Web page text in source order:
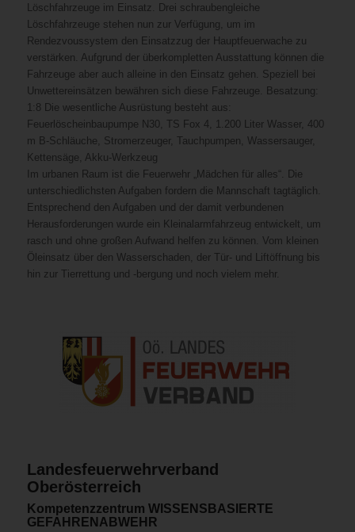
Löschfahrzeuge im Einsatz. Drei schraubengleiche
Löschfahrzeuge stehen nun zur Verfügung, um im
Rendezvoussystem den Einsatzzug der Hauptfeuerwache zu
verstärken. Aufgrund der überkompletten Ausstattung können die
Fahrzeuge aber auch alleine in den Einsatz gehen. Speziell bei
Unwettereinsätzen bewähren sich diese Fahrzeuge. Besatzung:
1:8 Die wesentliche Ausrüstung besteht aus:
Feuerlöscheinbaupumpe N30, TS Fox 4, 1.200 Liter Wasser, 400
m B-Schläuche, Stromerzeuger, Tauchpumpen, Wassersauger,
Kettensäge, Akku-Werkzeug
Im urbanen Raum ist die Feuerwehr „Mädchen für alles“. Die
unterschiedlichsten Aufgaben fordern die Mannschaft tagtäglich.
Entsprechend den Aufgaben und der damit verbundenen
Herausforderungen wurde ein Kleinalarmfahrzeug entwickelt, um
rasch und ohne großen Aufwand helfen zu können. Vom kleinen
Öleinsatz über den Wasserschaden, der Tür- und Liftöffnung bis
hin zur Tierrettung und -bergung und noch vielem mehr.
Landesfeuerwehrverband
Oberösterreich
Kompetenzzentrum WISSENSBASIERTE
GEFAHRENABWEHR